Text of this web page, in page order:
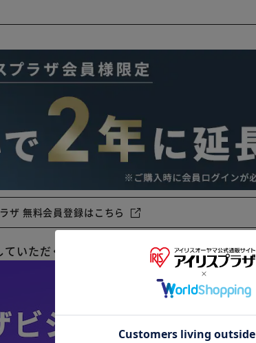
ザ 無料会員登録はこちら
いただくと さらにお得にご購入いただけます！
※ご確認ください